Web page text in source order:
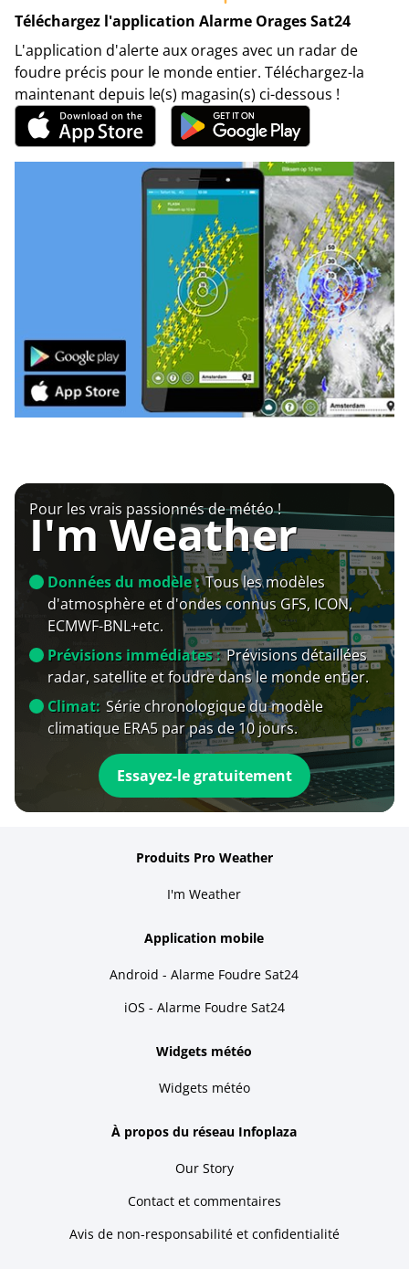
Téléchargez l'application Alarme Orages Sat24
L'application d'alerte aux orages avec un radar de
foudre précis pour le monde entier. Téléchargez-la
maintenant depuis le(s) magasin(s) ci-dessous !
Pour les vrais passionnés de météo !
I'm Weather
Données du modèle : Tous les modèles
d'atmosphère et d'ondes connus GFS, ICON,
ECMWF-BNL+etc.
Prévisions immédiates : Prévisions détaillées
radar, satellite et foudre dans le monde entier.
Climat: Série chronologique du modèle
climatique ERA5 par pas de 10 jours.
Essayez-le gratuitement
Produits Pro Weather
I'm Weather
Application mobile
Android - Alarme Foudre Sat24
iOS - Alarme Foudre Sat24
Widgets météo
Widgets météo
À propos du réseau Infoplaza
Our Story
Contact et commentaires
Avis de non-responsabilité et confidentialité